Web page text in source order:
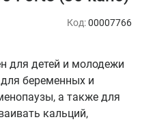
Код:00007766
для детей и молодежи
для беременных и
а также для
кальций,